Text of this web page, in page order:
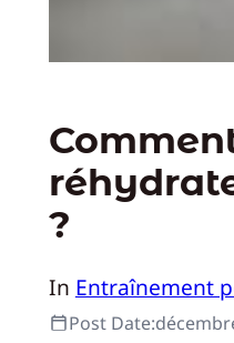
?
In Entraînement
Post Date: